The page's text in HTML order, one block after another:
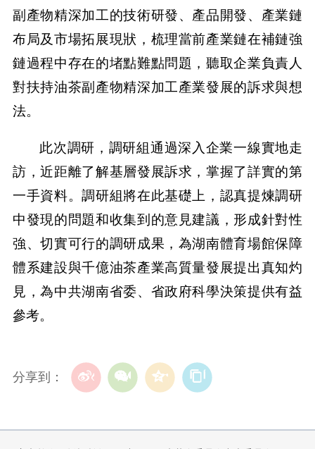
副產物精深加工的技術研發、產品開發、產業鏈
布局及市場拓展現狀，梳理當前產業鏈在補鏈強
鏈過程中存在的堵點難點問題，聽取企業負責人
對扶持油茶副產物精深加工產業發展的訴求與想
法。
此次調研，調研組通過深入企業一線實地走
訪，近距離了解基層發展訴求，掌握了詳實的第
一手資料。調研組將在此基礎上，認真提煉調研
中發現的問題和收集到的意見建議，形成針對性
強、切實可行的調研成果，為湖南體育場館保障
體系建設與千億油茶產業高質量發展提出真知灼
見，為中共湖南省委、省政府科學決策提供有益
參考。
分享到：